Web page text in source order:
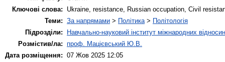
Ключові слова:
Ukraine, resistance, Russian occupation, Civil
Теми: За напрямами > Політика > Політологія
Підрозділи:
Навчально-науковий інститут міжнародних
Розмістив/ла: проф. Мацієвський Ю.В.
Дата розміщення: 07 Жов 2025 12:05